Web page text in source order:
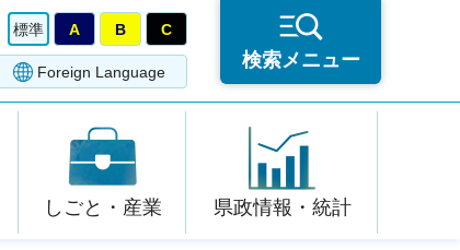
標準 A B C
Foreign Language
検索メニュー
しごと・産業 県政情報・統計